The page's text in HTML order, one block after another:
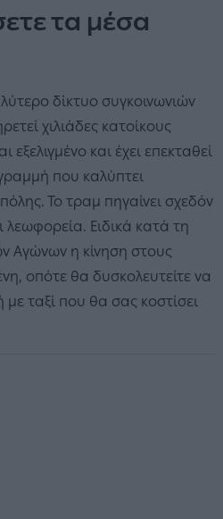
τα μέσα
δίκτυο συγκοινωνιών
χιλιάδες κατοίκους
εξελιγμένο και έχει επεκταθεί
που καλύπτει
Το τραμ πηγαίνει σχεδόν
Ειδικά κατά τη
Αγώνων η κίνηση στους
οπότε θα δυσκολευτείτε να
με ταξί που θα σας κοστίσει